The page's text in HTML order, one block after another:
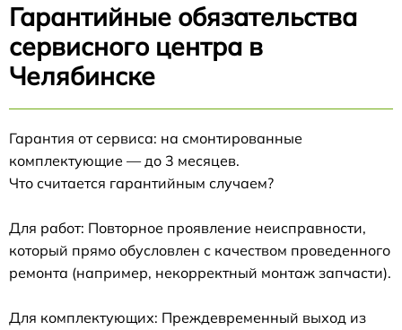
Гарантийные обязательства
сервисного центра в
Челябинске
Гарантия от сервиса: на смонтированные
комплектующие — до 3 месяцев.
Что считается гарантийным случаем?
Для работ: Повторное проявление неисправности,
который прямо обусловлен с качеством проведенного
ремонта (например, некорректный монтаж запчасти).
Для комплектующих: Преждевременный выход из